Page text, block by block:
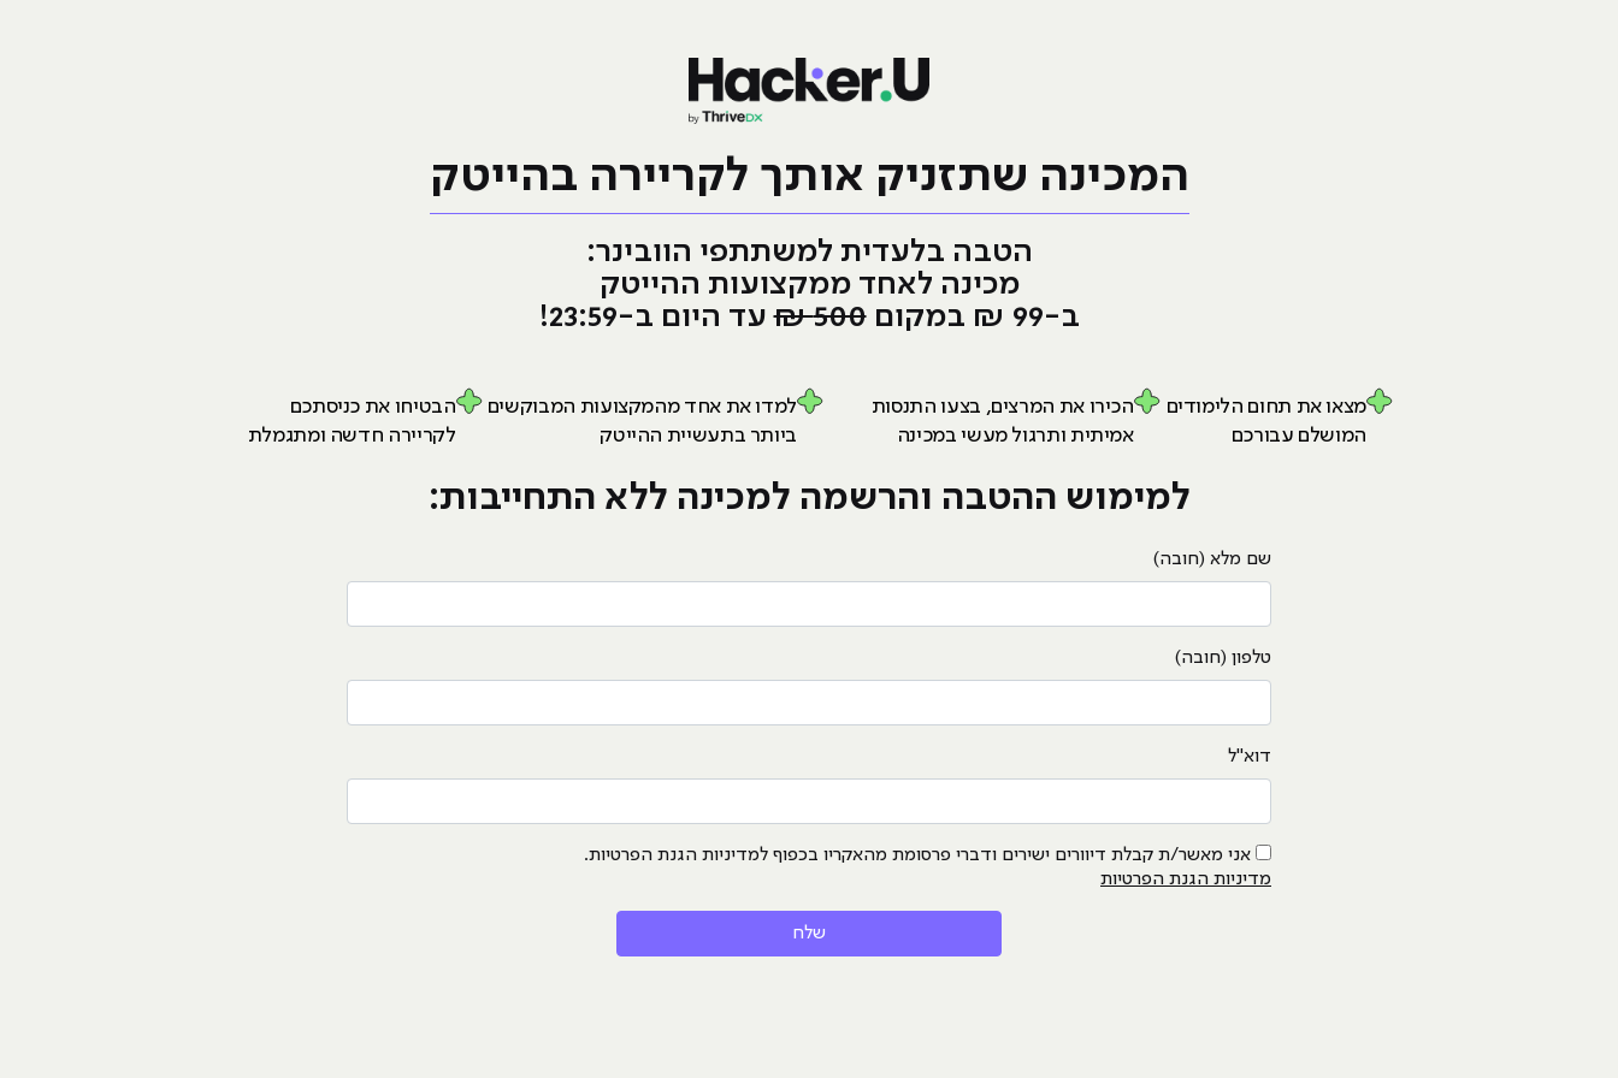
המכינה שתזניק אותך לקריירה בהייטק
הטבה בלעדית למשתתפי הוובינר:
מכינה לאחד ממקצועות ההייטק
ב-99 ₪ במקום 500 ₪ עד היום ב-23:59!
מצאו את תחום הלימודים
המושלם עבורכם
הכירו את המרצים, בצעו התנסות
אמיתית ותרגול מעשי במכינה
למדו את אחד מהמקצועות המבוקשים
ביותר בתעשיית ההייטק
הבטיחו את כניסתכם
לקריירה חדשה ומתגמלת
למימוש ההטבה והרשמה למכינה ללא התחייבות:
שם מלא (חובה)
טלפון (חובה)
דוא"ל
אני מאשר/ת קבלת דיוורים ישירים ודברי פרסומת מהאקריו בכפוף למדיניות הגנת הפרטיות.
מדיניות הגנת הפרטיות